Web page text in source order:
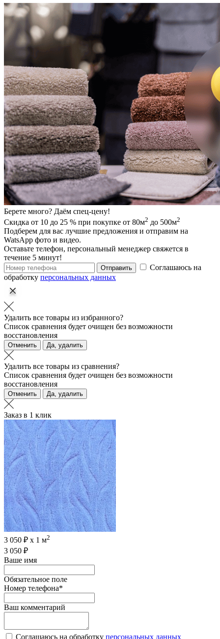
Берете много? Даём спец-цену!
Скидка от 10 до 25 % при покупке от 80м2 до 500м2
Подберем для вас лучшие предложения и отправим на
WatsApp фото и видео.
Оставьте телефон, персональный менеджер свяжется в
течение 5 минут!
Отправить
Соглашаюсь на
обработку персональных данных
Удалить все товары из избранного?
Список сравнения будет очищен без возможности
восстановления
Отменить Да, удалить
Удалить все товары из сравнения?
Список сравнения будет очищен без возможности
восстановления
Отменить Да, удалить
Заказ в 1 клик
3 050 ₽ х 1 м2
3 050 ₽
Ваше имя
Обязательное поле
Номер телефона*
Ваш комментарий
Соглашаюсь на обработку персональных данных